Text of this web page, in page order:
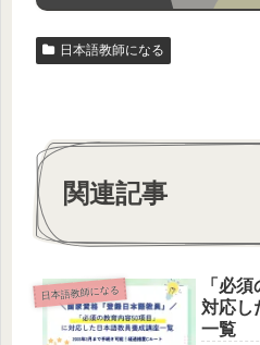
日本語教師になる
関連記事
日本語教師になる
「必
対応し
一覧